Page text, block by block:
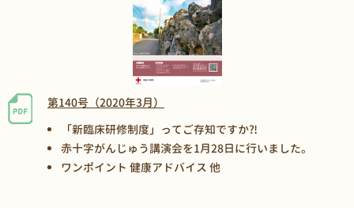
第140号（2020年3月）
「新臨床研修制度」ってご存知ですか⁈
赤十字がんじゅう講演会を1月28日に行いました。
ワンポイント 健康アドバイス 他